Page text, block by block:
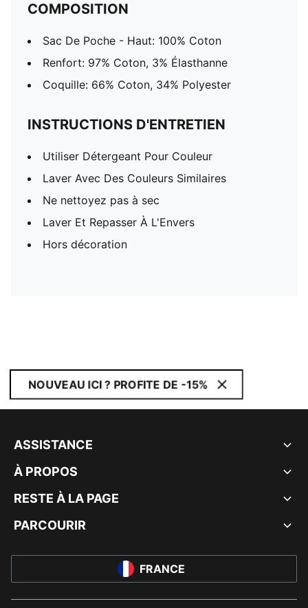
COMPOSITION
Sac De Poche - Haut: 100% Coton
Renfort: 97% Coton, 3% Élasthanne
Coquille: 66% Coton, 34% Polyester
INSTRUCTIONS D'ENTRETIEN
Utiliser Détergeant Pour Couleur
Laver Avec Des Couleurs Similaires
Ne nettoyez pas à sec
Laver Et Repasser À L'Envers
Hors décoration
NOUVEAU ICI ? PROFITE DE -15%
ASSISTANCE
À PROPOS
RESTE À LA PAGE
PARCOURIR
FRANCE